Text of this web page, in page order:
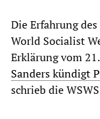
Die Erfahrung
World Socialist
Erklärung vom
Sanders kündigt
schrieb die